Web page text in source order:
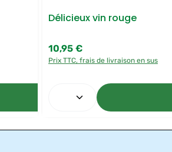
les boutons pour
la quantité
Délicieux vin rouge
Prix régulier :
10,95 €
Prix TTC, frais de livraison en sus
Quantité de